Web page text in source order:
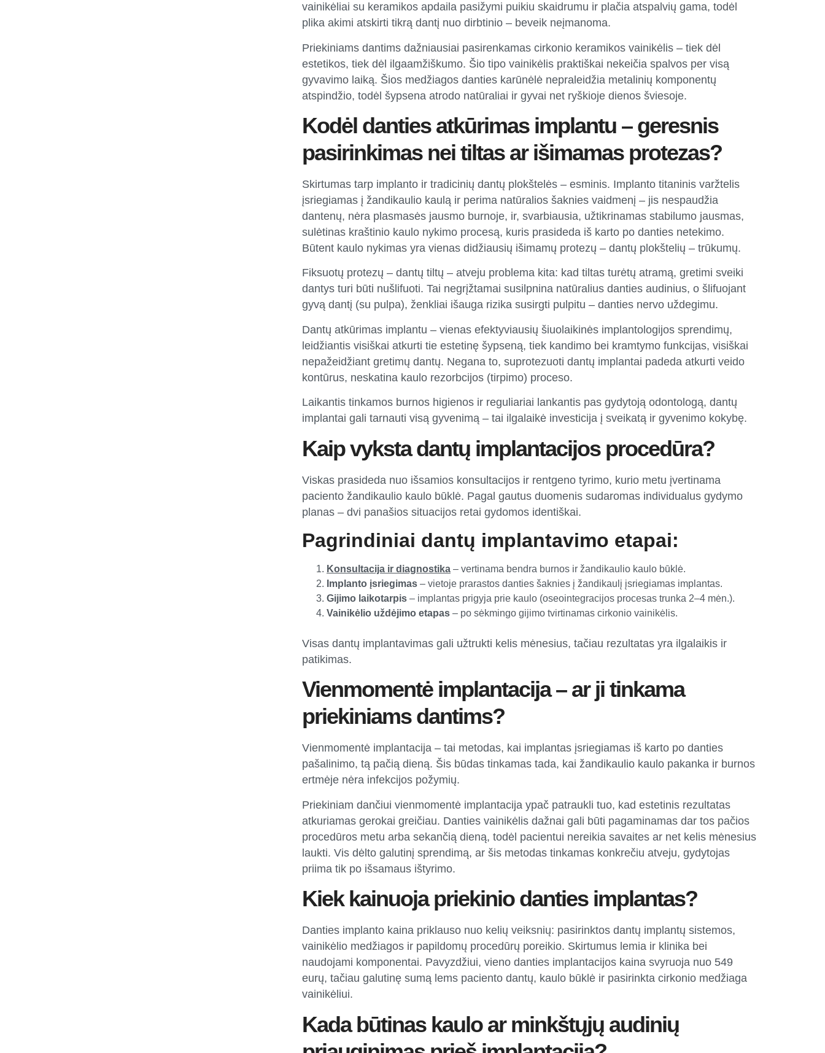
vainikėliai su keramikos apdaila pasižymi puikiu skaidrumu ir plačia atspalvių gama, todėl
plika akimi atskirti tikrą dantį nuo dirbtinio – beveik neįmanoma.
Priekiniams dantims dažniausiai pasirenkamas cirkonio keramikos vainikėlis – tiek dėl
estetikos, tiek dėl ilgaamžiškumo. Šio tipo vainikėlis praktiškai nekeičia spalvos per visą
gyvavimo laiką. Šios medžiagos danties karūnėlė nepraleidžia metalinių komponentų
atspindžio, todėl šypsena atrodo natūraliai ir gyvai net ryškioje dienos šviesoje.
Kodėl danties atkūrimas implantu – geresnis
pasirinkimas nei tiltas ar išimamas protezas?
Skirtumas tarp implanto ir tradicinių dantų plokštelės – esminis. Implanto titaninis varžtelis
įsriegiamas į žandikaulio kaulą ir perima natūralios šaknies vaidmenį – jis nespaudžia
dantenų, nėra plasmasės jausmo burnoje, ir, svarbiausia, užtikrinamas stabilumo jausmas,
sulėtinas kraštinio kaulo nykimo procesą, kuris prasideda iš karto po danties netekimo.
Būtent kaulo nykimas yra vienas didžiausių išimamų protezų – dantų plokštelių – trūkumų.
Fiksuotų protezų – dantų tiltų – atveju problema kita: kad tiltas turėtų atramą, gretimi sveiki
dantys turi būti nušlifuoti. Tai negrįžtamai susilpnina natūralius danties audinius, o šlifuojant
gyvą dantį (su pulpa), ženkliai išauga rizika susirgti pulpitu – danties nervo uždegimu.
Dantų atkūrimas implantu – vienas efektyviausių šiuolaikinės implantologijos sprendimų,
leidžiantis visiškai atkurti tie estetinę šypseną, tiek kandimo bei kramtymo funkcijas, visiškai
nepažeidžiant gretimų dantų. Negana to, suprotezuoti dantų implantai padeda atkurti veido
kontūrus, neskatina kaulo rezorbcijos (tirpimo) proceso.
Laikantis tinkamos burnos higienos ir reguliariai lankantis pas gydytoją odontologą, dantų
implantai gali tarnauti visą gyvenimą – tai ilgalaikė investicija į sveikatą ir gyvenimo kokybę.
Kaip vyksta dantų implantacijos procedūra?
Viskas prasideda nuo išsamios konsultacijos ir rentgeno tyrimo, kurio metu įvertinama
paciento žandikaulio kaulo būklė. Pagal gautus duomenis sudaromas individualus gydymo
planas – dvi panašios situacijos retai gydomos identiškai.
Pagrindiniai dantų implantavimo etapai:
Konsultacija ir diagnostika– vertinama bendra burnos ir žandikaulio kaulo būklė.
Implanto įsriegimas– vietoje prarastos danties šaknies į žandikaulį įsriegiamas implantas.
Gijimo laikotarpis– implantas prigyja prie kaulo (oseointegracijos procesas trunka 2–4 mėn.).
Vainikėlio uždėjimo etapas– po sėkmingo gijimo tvirtinamas cirkonio vainikėlis.
Visas dantų implantavimas gali užtrukti kelis mėnesius, tačiau rezultatas yra ilgalaikis ir
patikimas.
Vienmomentė implantacija – ar ji tinkama
priekiniams dantims?
Vienmomentė implantacija – tai metodas, kai implantas įsriegiamas iš karto po danties
pašalinimo, tą pačią dieną. Šis būdas tinkamas tada, kai žandikaulio kaulo pakanka ir burnos
ertmėje nėra infekcijos požymių.
Priekiniam dančiui vienmomentė implantacija ypač patraukli tuo, kad estetinis rezultatas
atkuriamas gerokai greičiau. Danties vainikėlis dažnai gali būti pagaminamas dar tos pačios
procedūros metu arba sekančią dieną, todėl pacientui nereikia savaites ar net kelis mėnesius
laukti. Vis dėlto galutinį sprendimą, ar šis metodas tinkamas konkrečiu atveju, gydytojas
priima tik po išsamaus ištyrimo.
Kiek kainuoja priekinio danties implantas?
Danties implanto kaina priklauso nuo kelių veiksnių: pasirinktos dantų implantų sistemos,
vainikėlio medžiagos ir papildomų procedūrų poreikio. Skirtumus lemia ir klinika bei
naudojami komponentai. Pavyzdžiui, vieno danties implantacijos kaina svyruoja nuo 549
eurų, tačiau galutinę sumą lems paciento dantų, kaulo būklė ir pasirinkta cirkonio medžiaga
vainikėliui.
Kada būtinas kaulo ar minkštųjų audinių